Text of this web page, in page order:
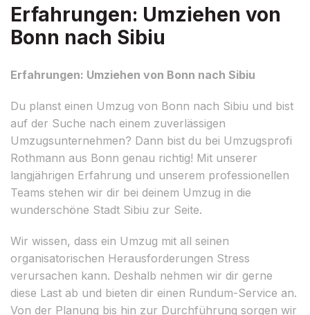
Erfahrungen: Umziehen von
Bonn nach Sibiu
Erfahrungen: Umziehen von Bonn nach Sibiu
Du planst einen Umzug von Bonn nach Sibiu und bist
auf der Suche nach einem zuverlässigen
Umzugsunternehmen? Dann bist du bei Umzugsprofi
Rothmann aus Bonn genau richtig! Mit unserer
langjährigen Erfahrung und unserem professionellen
Teams stehen wir dir bei deinem Umzug in die
wunderschöne Stadt Sibiu zur Seite.
Wir wissen, dass ein Umzug mit all seinen
organisatorischen Herausforderungen Stress
verursachen kann. Deshalb nehmen wir dir gerne
diese Last ab und bieten dir einen Rundum-Service an.
Von der Planung bis hin zur Durchführung sorgen wir